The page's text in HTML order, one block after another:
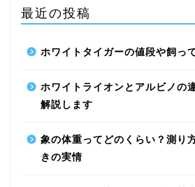
最近の投稿
ホワイトタイガーの値段や飼っ
ホワイトライオンとアルビノの
解説します
象の体重ってどのくらい？測り
きの実情